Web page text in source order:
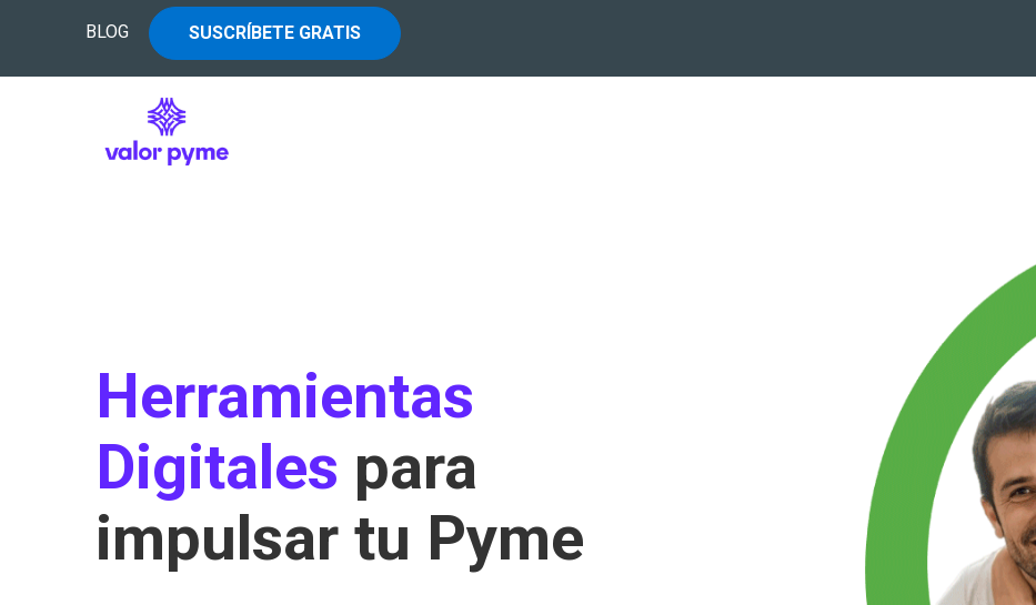
BLOG SUSCRÍBETE GRATIS
Herramientas
Digitales para
impulsar tu Pyme